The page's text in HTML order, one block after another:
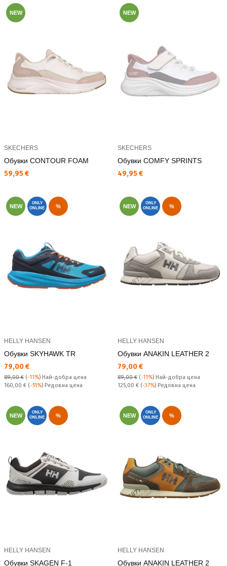
NEW
SKECHERS
Обувки CONTOUR FOAM
Текуща цена:
59,95 €
NEW
SKECHERS
Обувки COMFY SPRINTS
Текуща цена:
49,95 €
NEW
ONLY
ONLINE
%
HELLY HANSEN
Обувки SKYHAWK TR
Текуща цена:
79,00 €
89,00 € (-11%) Най-добра цена
Редовна цена:
160,00 € (-51%) Редовна цена
NEW
ONLY
ONLINE
%
HELLY HANSEN
Обувки ANAKIN LEATHER 2
Текуща цена:
79,00 €
89,00 € (-11%) Най-добра цена
Редовна цена:
125,00 € (-37%) Редовна цена
NEW
ONLY
ONLINE
%
HELLY HANSEN
Обувки SKAGEN F-1
NEW
ONLY
ONLINE
%
HELLY HANSEN
Обувки ANAKIN LEATHER 2